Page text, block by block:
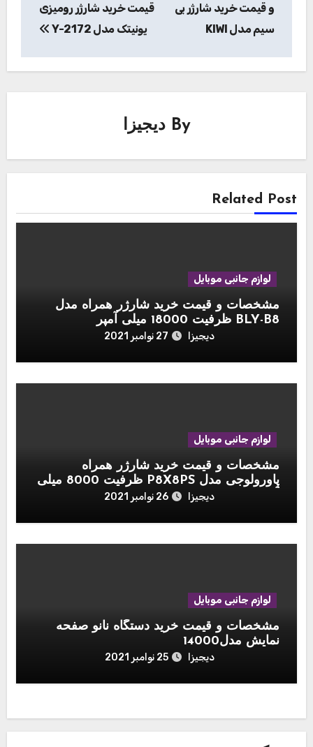
و قیمت خرید شارژر بی
سیم مدل KIWI
قیمت خرید شارژر رومیزی
یونیتک مدل Y-2172
By دیجیزا
Related Post
لوازم جانبی موبایل
مشخصات و قیمت خرید شارژر همراه مدل
BLY-B8 ظرفیت 18000 میلی آمپر
دیجیزا 27 نوامبر 2021
لوازم جانبی موبایل
مشخصات و قیمت خرید شارژر همراه
پاورولوجی مدل P8X8PS ظرفیت 8000 میلی
آمپر ساعت مجموعه ۳ عددی به همراه پایه
دیجیزا 26 نوامبر 2021
لوازم جانبی موبایل
مشخصات و قیمت خرید دستگاه نانو صفحه
نمایش مدل14000
دیجیزا 25 نوامبر 2021